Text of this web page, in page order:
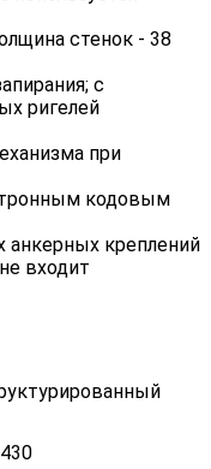
стенок - 38
с
ригелей
при
кодовым
анкерных креплений
входит